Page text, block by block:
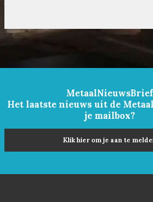
MetaalNieuwsBrief
Het laatste nieuws uit de
je mailbox?
Klik hier om je aan te